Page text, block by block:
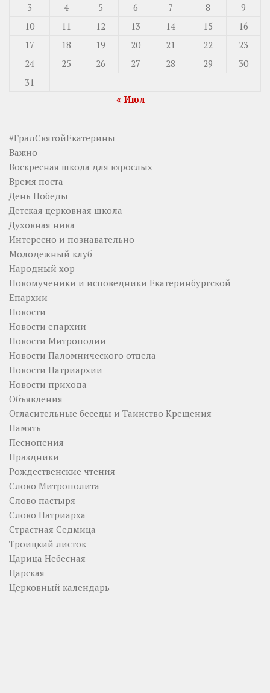
3
4 5 6 7 8
9
10
11 12 13 14 15
16
17
18 19 20 21 22
23
24
25 26 27 28 29
30
31
« Июл
#ГрадСвятойЕкатерины
Важно
Воскресная школа для взрослых
Время поста
День Победы
Детская церковная школа
Духовная нива
Интересно и познавательно
Молодежный клуб
Народный хор
Новомученики и исповедники Екатеринбургской
Епархии
Новости
Новости епархии
Новости Митрополии
Новости Паломнического отдела
Новости Патриархии
Новости прихода
Объявления
Огласительные беседы и Таинство Крещения
Память
Песнопения
Праздники
Рождественские чтения
Слово Митрополита
Слово пастыря
Слово Патриарха
Страстная Седмица
Троицкий листок
Царица Небесная
Царская
Церковный календарь